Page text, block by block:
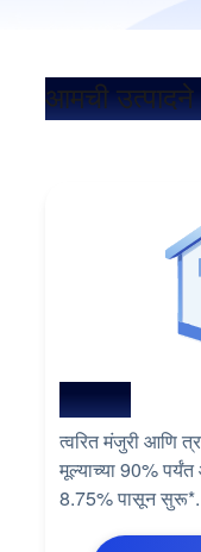
आमची उत्पादने
होम लोन
त्वरित मंजुरी आणि
मूल्याच्या 90%
8.75% पासून सुरू*.